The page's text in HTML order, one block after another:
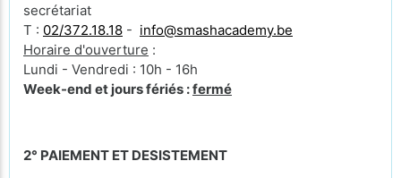
secrétariat
T : 02/372.18.18 - info@smashacademy.be
Horaire d'ouverture :
Lundi - Vendredi : 10h - 16h
Week-end et jours fériés :fermé
2° PAIEMENT ET DESISTEMENT